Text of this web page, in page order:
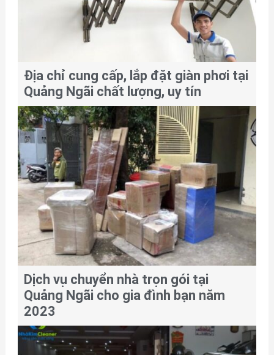
Địa chỉ cung cấp, lắp đặt giàn phơi tại
Quảng Ngãi chất lượng, uy tín
Dịch vụ chuyển nhà trọn gói tại
Quảng Ngãi cho gia đình bạn năm
2023